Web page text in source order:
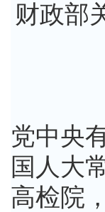
财政部
党中央
国人大
高检院